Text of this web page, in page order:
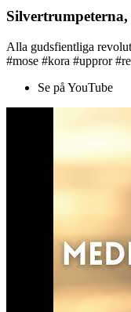
Alla gudsfientliga
#mose #kora #uppror
Se på YouTube